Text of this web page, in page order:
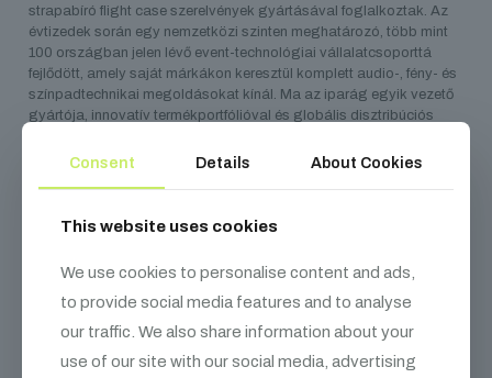
strapabíró flight case szerelvények gyártásával foglalkoztak. Az
évtizedek során egy nemzetközi szinten meghatározó, több mint
100 országban jelen lévő event-technológiai vállalatcsoporttá
fejlődött, amely saját márkákon keresztül komplett audio-, fény- és
színpadtechnikai megoldásokat kínál. Ma az iparág egyik vezető
gyártója, innovatív termékportfólióval és globális disztribúciós
Kapcsolódótermékek
Consent Details About Cookies
This website uses cookies
We use cookies to personalise content and ads,
to provide social media features and to analyse
our traffic. We also share information about your
use of our site with our social media, advertising